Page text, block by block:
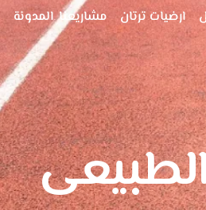
ارضيات ترتان مشاريعنا المدونة